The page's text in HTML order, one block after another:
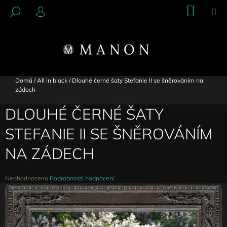
HLEDAT
PŘIHLÁŠENÍ KOŠÍK
Domů / All in black / Dlouhé černé šaty Stefanie II se šněrováním na
zádech
DLOUHÉ ČERNÉ ŠATY
STEFANIE II SE ŠNĚROVÁNÍM
NA ZÁDECH
Průměrné
hodnocení
produktu
je
0,0
z
Neohodnoceno Podrobnosti hodnocení
P
O
T
Ř
E
B
U
J
E
T
E